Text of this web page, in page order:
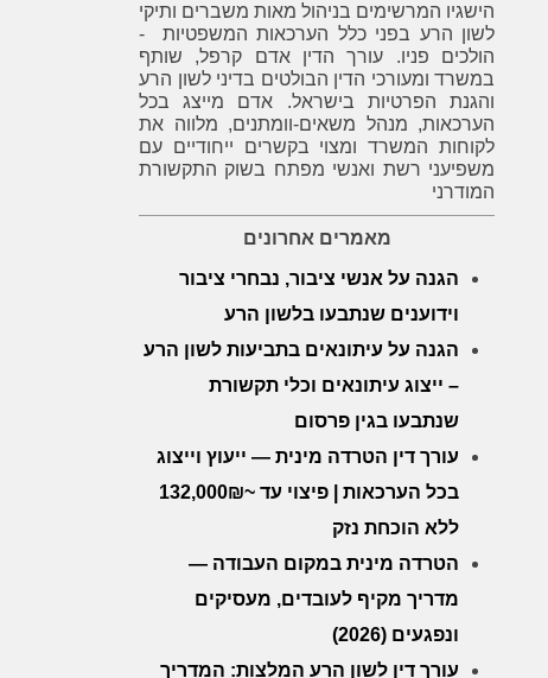
הישגיו המרשימים בניהול מאות משברים ותיקי
לשון הרע בפני כלל הערכאות המשפטיות -
הולכים פניו. עורך הדין אדם קרפל, שותף
במשרד ומעורכי הדין הבולטים בדיני לשון הרע
והגנת הפרטיות בישראל. אדם מייצג בכל
הערכאות, מנהל משאים-וומתנים, מלווה את
לקוחות המשרד ומצוי בקשרים ייחודיים עם
משפיעני רשת ואנשי מפתח בשוק התקשורת
המודרני
מאמרים אחרונים
הגנה על אנשי ציבור, נבחרי ציבור
וידוענים שנתבעו בלשון הרע
הגנה על עיתונאים בתביעות לשון הרע
– ייצוג עיתונאים וכלי תקשורת
שנתבעו בגין פרסום
עורך דין הטרדה מינית — ייעוץ וייצוג
בכל הערכאות | פיצוי עד ~132,000₪
ללא הוכחת נזק
הטרדה מינית במקום העבודה —
מדריך מקיף לעובדים, מעסיקים
ונפגעים (2026)
עורך דין לשון הרע המלצות: המדריך